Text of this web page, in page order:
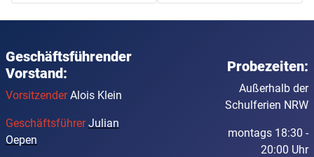
Geschäftsführender
Vorstand:
VorsitzenderAlois Klein
Geschäftsführer Julian
Oepen
Probezeiten:
Außerhalb der
Schulferien NRW
montags 18:30 -
20:00 Uhr